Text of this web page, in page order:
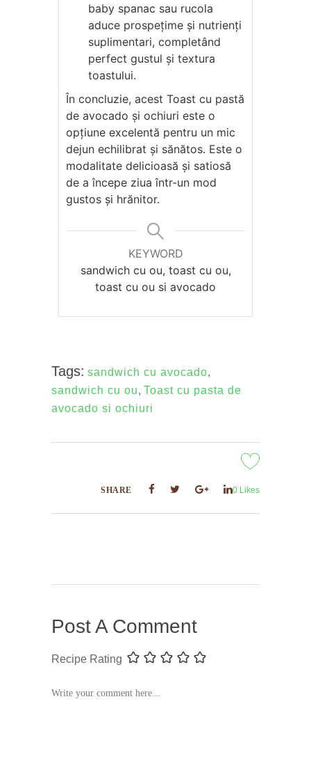
baby spanac sau rucola
aduce prospețime și nutrienți
suplimentari, completând
perfect gustul și textura
toastului.
În concluzie, acest Toast cu pastă
de avocado și ochiuri este o
opțiune excelentă pentru un mic
dejun echilibrat și sănătos. Este o
modalitate delicioasă și satiosă
de a începe ziua într-un mod
gustos și hrănitor.
KEYWORD
sandwich cu ou, toast cu ou,
toast cu ou si avocado
Tags: sandwich cu avocado,
sandwich cu ou, Toast cu pasta de
avocado si ochiuri
SHARE 0 Likes
Post A Comment
Recipe Rating